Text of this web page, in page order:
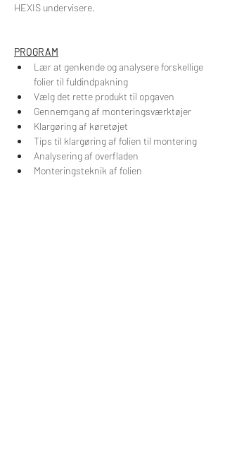
HEXIS undervisere.
PROGRAM
Lær at genkende og analysere forskellige
folier til fuldindpakning
Vælg det rette produkt til opgaven
Gennemgang af monteringsværktøjer
Klargøring af køretøjet
Tips til klargøring af folien til montering
Analysering af overfladen
Monteringsteknik af folien